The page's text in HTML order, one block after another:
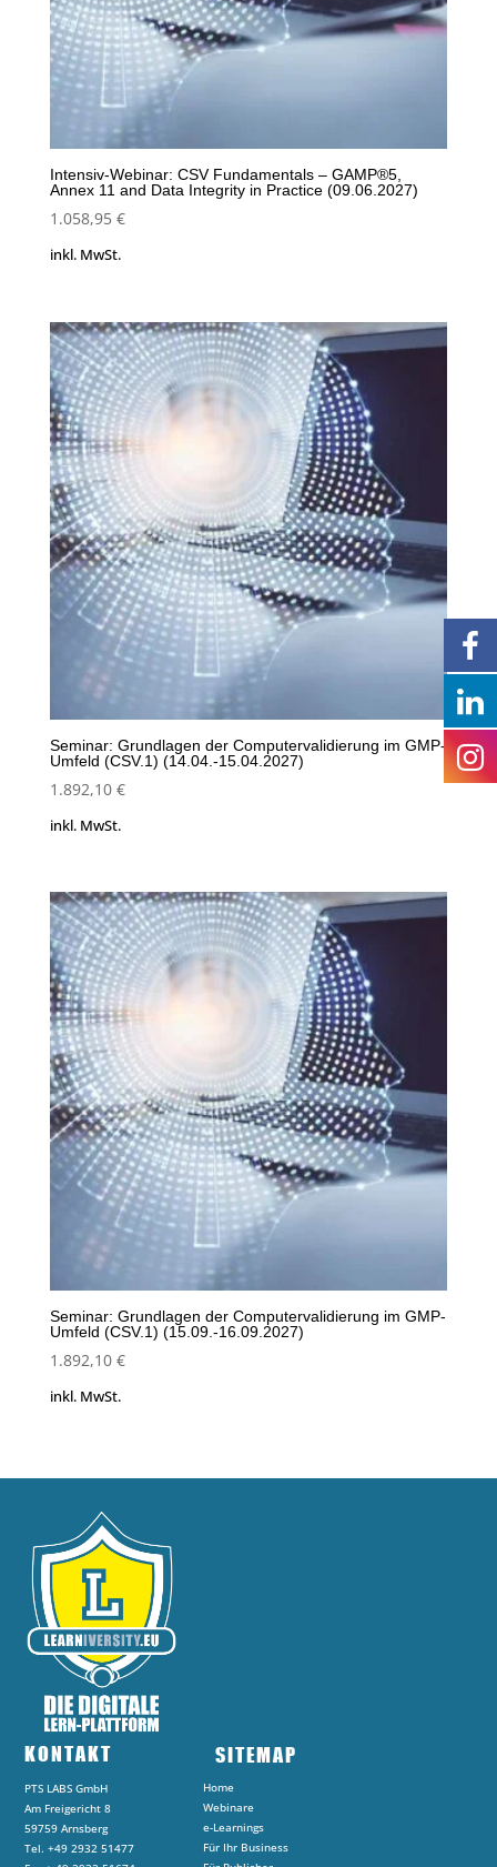
Intensiv-Webinar: CSV Fundamentals – GAMP®5,
Annex 11 and Data Integrity in Practice (09.06.2027)
1.058,95 €
inkl. MwSt.
Seminar: Grundlagen der Computervalidierung im GMP-
Umfeld (CSV.1) (14.04.-15.04.2027)
1.892,10 €
inkl. MwSt.
Seminar: Grundlagen der Computervalidierung im GMP-
Umfeld (CSV.1) (15.09.-16.09.2027)
1.892,10 €
inkl. MwSt.
KONTAKT
PTS LABS GmbH
Am Freigericht 8
59759 Arnsberg
Tel. +49 2932 51477
SITEMAP
Home
Webinare
e-Learnings
Für Ihr Business